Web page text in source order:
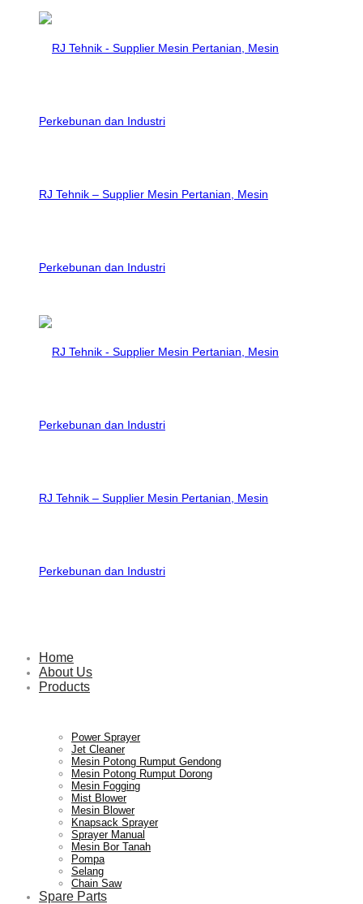
RJ Tehnik – Supplier Mesin Pertanian, Mesin
Perkebunan dan Industri
RJ Tehnik – Supplier Mesin Pertanian, Mesin
Perkebunan dan Industri
Home
About Us
Products
Power Sprayer
Jet Cleaner
Mesin Potong Rumput Gendong
Mesin Potong Rumput Dorong
Mesin Fogging
Mist Blower
Mesin Blower
Knapsack Sprayer
Sprayer Manual
Mesin Bor Tanah
Pompa
Selang
Chain Saw
Spare Parts